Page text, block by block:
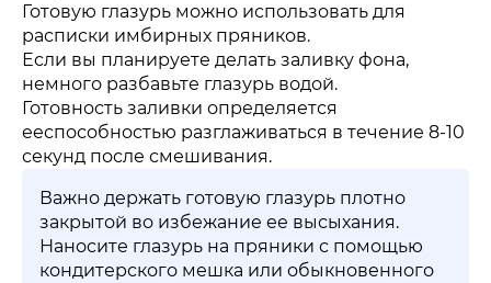
Готовую глазурь можно использовать для
расписки имбирных пряников.
Если вы планируете делать заливку фона,
немного разбавьте глазурь водой.
Готовность заливки определяется
ееспособностью разглаживаться в течение 8-10
секунд после смешивания.
Важно держать готовую глазурь плотно
закрытой во избежание ее высыхания.
Наносите глазурь на пряники с помощью
кондитерского мешка или обыкновенного